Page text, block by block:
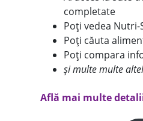
completate
Poți vedea
Poți căuta
Poți compara
și multe multe
Află mai multe